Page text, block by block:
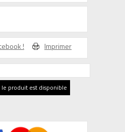
! Imprimer
produit est disponible